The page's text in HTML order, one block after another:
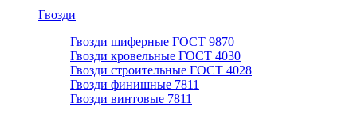
Гвозди
Гвозди шиферные ГОСТ 9870
Гвозди кровельные ГОСТ 4030
Гвозди строительные ГОСТ 4028
Гвозди финишные 7811
Гвозди винтовые 7811